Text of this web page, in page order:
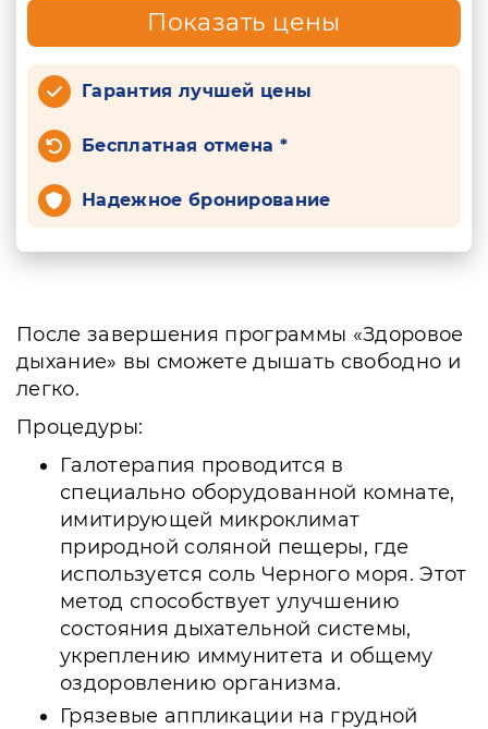
Показать цены
Гарантия лучшей цены
Бесплатная отмена *
Надежное бронирование
После завершения программы «Здоровое
дыхание» вы сможете дышать свободно и
легко.
Процедуры:
Галотерапия проводится в
специально оборудованной комнате,
имитирующей микроклимат
природной соляной пещеры, где
используется соль Черного моря. Этот
метод способствует улучшению
состояния дыхательной системы,
укреплению иммунитета и общему
оздоровлению организма.
Грязевые аппликации на грудной